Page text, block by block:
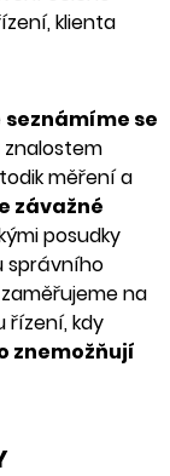
klienta
seznámíme se
znalostem
měření a
závažné
posudky
správního
na
řízení, kdy
znemožňují